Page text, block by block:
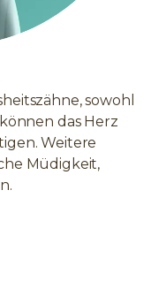
sowohl
das Herz
Weitere
Müdigkeit,